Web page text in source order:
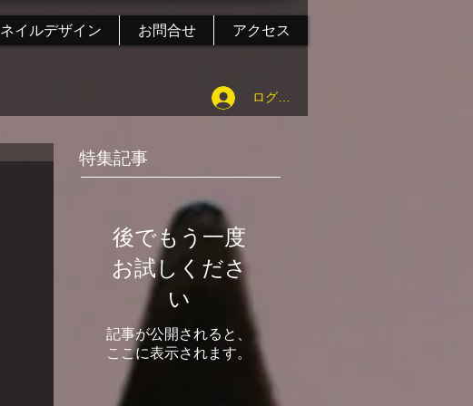
ネイルデザイン お問合せ アクセス
ログイン
特集記事
後でもう一度
お試しくださ
い
記事が公開されると、
ここに表示されます。